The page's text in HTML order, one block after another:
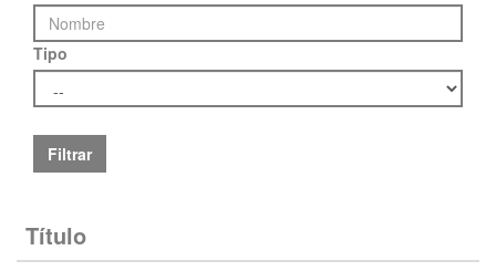
Tipo
Filtrar
Título